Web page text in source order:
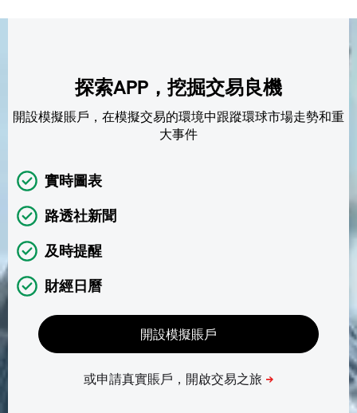
探索APP，挖掘交易良機
開設模擬賬戶，在模擬交易的環境中跟蹤環球市場走勢和重
大事件
實時圖表
路透社新聞
及時提醒
財經日曆